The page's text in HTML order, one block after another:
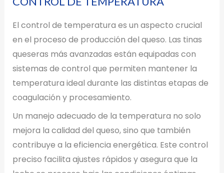
El control de temperatura es un aspecto crucial
en el proceso de producción del queso. Las tinas
queseras más avanzadas están equipadas con
sistemas de control que permiten mantener la
temperatura ideal durante las distintas etapas de
coagulación y procesamiento.
Un manejo adecuado de la temperatura no solo
mejora la calidad del queso, sino que también
contribuye a la eficiencia energética. Este control
preciso facilita ajustes rápidos y asegura que la